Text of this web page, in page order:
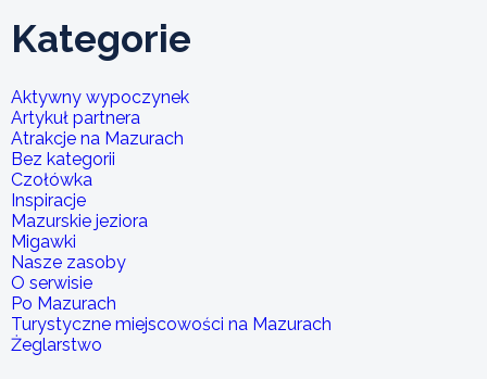
Kategorie
Aktywny wypoczynek
Artykuł partnera
Atrakcje na Mazurach
Bez kategorii
Czołówka
Inspiracje
Mazurskie jeziora
Migawki
Nasze zasoby
O serwisie
Po Mazurach
Turystyczne miejscowości na Mazurach
Żeglarstwo